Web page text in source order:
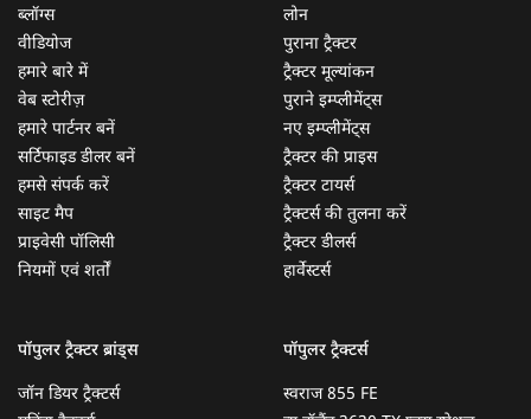
ब्लॉग्स
वीडियोज
हमारे बारे में
वेब स्टोरीज़
हमारे पार्टनर बनें
सर्टिफाइड डीलर बनें
हमसे संपर्क करें
साइट मैप
प्राइवेसी पॉलिसी
नियमों एवं शर्तों
लोन
पुराना ट्रैक्टर
ट्रैक्टर मूल्यांकन
पुराने इम्प्लीमेंट्स
नए इम्प्लीमेंट्स
ट्रैक्टर की प्राइस
ट्रैक्टर टायर्स
ट्रैक्टर्स की तुलना करें
ट्रैक्टर डीलर्स
हार्वेस्टर्स
पॉपुलर ट्रैक्टर ब्रांड्स
जॉन डियर ट्रैक्टर्स
पॉपुलर ट्रैक्टर्स
स्वराज 855 FE